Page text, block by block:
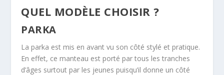
QUEL MODÈLE CHOISIR ?
PARKA
La parka est mis en avant vu son côté stylé et pratique.
En effet, ce manteau est porté par tous les tranches
d’âges surtout par les jeunes puisqu’il donne un côté